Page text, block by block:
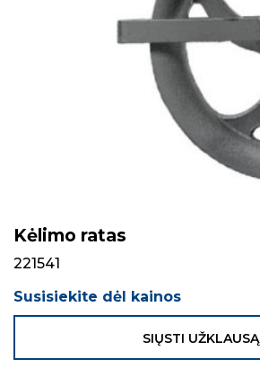
Kėlimo ratas
221541
Susisiekite dėl kainos
SIŲSTI UŽKLAUSĄ